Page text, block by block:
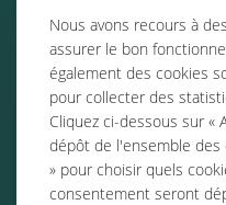
Nous avons recours à
assurer le bon
également des cookies
pour collecter des
Cliquez ci-dessous sur «
dépôt de l'ensemble des
» pour choisir quels
consentement seront